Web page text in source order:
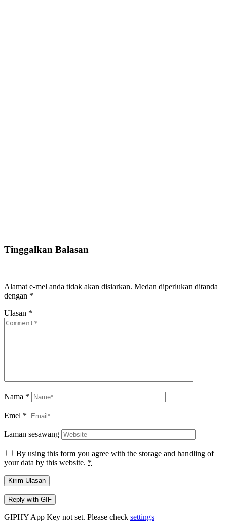
Tinggalkan Balasan
Alamat e-mel anda tidak akan disiarkan. Medan diperlukan ditanda
dengan *
Ulasan *
Nama *
Emel *
Laman sesawang
By using this form you agree with the storage and handling of
your data by this website. *
Kirim Ulasan
Reply with GIF
GIPHY App Key not set. Please check settings